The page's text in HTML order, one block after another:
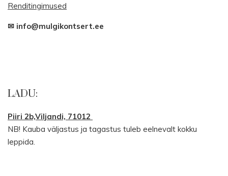
Renditingimused
✉ info@mulgikontsert.ee
LADU:
Piiri 2b,Viljandi, 71012
NB! Kauba väljastus ja tagastus tuleb eelnevalt kokku
leppida.